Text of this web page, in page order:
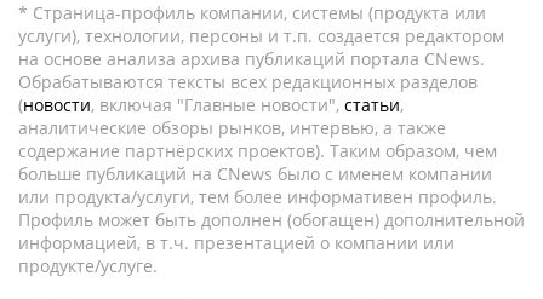
* Страница-профиль компании, системы (продукта или
услуги), технологии, персоны и т.п. создается редактором
на основе анализа архива публикаций портала CNews.
Обрабатываются тексты всех редакционных разделов
(новости, включая "Главные новости", статьи,
аналитические обзоры рынков, интервью, а также
содержание партнёрских проектов). Таким образом, чем
больше публикаций на CNews было с именем компании
или продукта/услуги, тем более информативен профиль.
Профиль может быть дополнен (обогащен) дополнительной
информацией, в т.ч. презентацией о компании или
продукте/услуге.